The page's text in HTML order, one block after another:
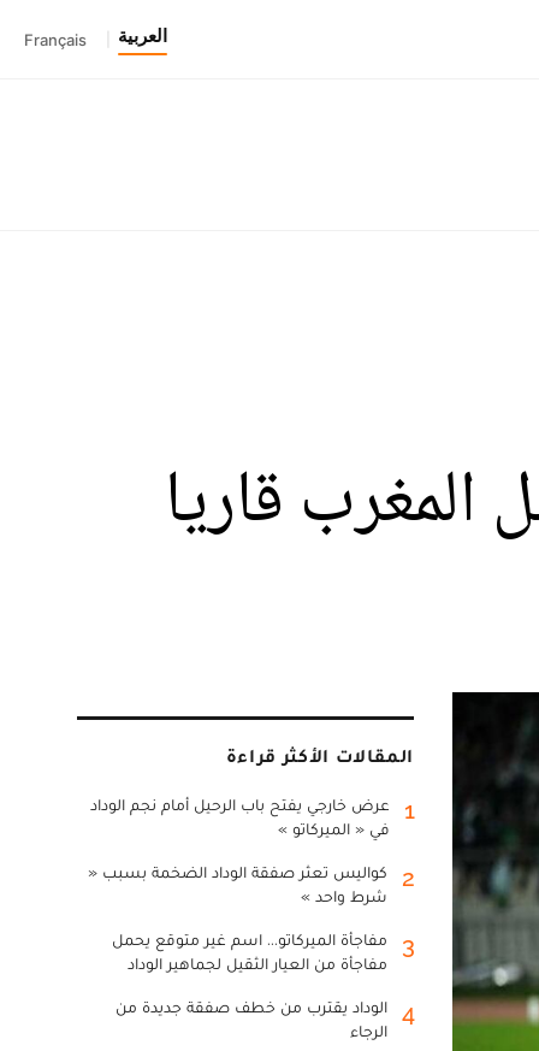
العربية Français
المغرب قاريا
المقالات الأكثر قراءة
1
عرض خارجي يفتح باب الرحيل أمام نجم الوداد
في « الميركاتو »
2
كواليس تعثر صفقة الوداد الضخمة بسبب «
شرط واحد »
3
مفاجأة الميركاتو... اسم غير متوقع يحمل
مفاجأة من العيار الثقيل لجماهير الوداد
4
الوداد يقترب من خطف صفقة جديدة من
الرجاء